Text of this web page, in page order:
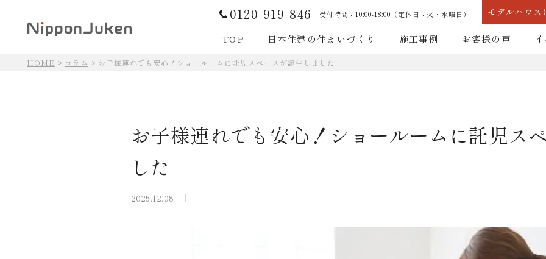
0120-919-846 受付時間：10:00-18:00（定休日：火・水曜日） モデルハウス
TOP 日本住建の住まいづくり
日本住建の住まいづくり
施工事例 お客様の声
HOME コラム お子様連れでも安心！ショールームに託児スペースが誕生しました
お子様連れでも安心！ショールームに託児ス
した
2025.12.08